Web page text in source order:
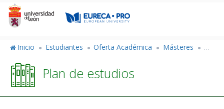
Pasar
contenido
Inicio
Estudiantes Oferta Académica Másteres
Plan de estudios